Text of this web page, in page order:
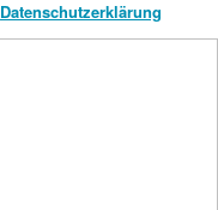
Datenschutzerklärung